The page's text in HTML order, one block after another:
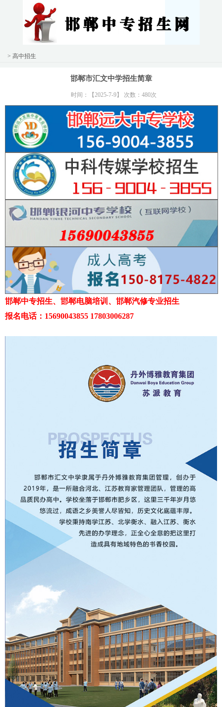
> 高中招生
邯郸市汇文中学招生简章
时间：【2025-7-9】 次数：480次
邯郸中专招生、邯郸电脑培训、邯郸汽修专业招生
报名电话：15690043855 17803006287